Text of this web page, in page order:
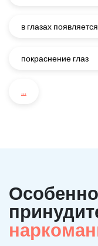
в глазах
покраснение глаз
...